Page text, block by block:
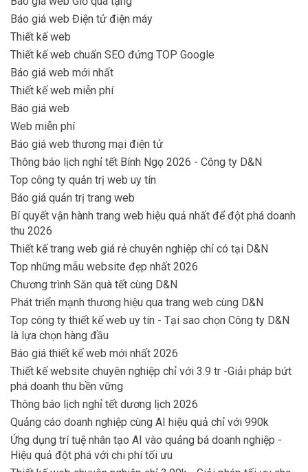
Báo giá web Điện tử điện máy
Thiết kế web
Thiết kế web chuẩn SEO đứng TOP Google
Báo giá web mới nhất
Thiết kế web miễn phí
Báo giá web
Web miễn phí
Báo giá web thương mại điện tử
Thông báo lịch nghỉ tết Bính Ngọ 2026 - Công ty D&N
Top công ty quản trị web uy tín
Báo giá quản trị trang web
Bí quyết vận hành trang web hiệu quả nhất để đột phá doanh
thu 2026
Thiết kế trang web giá rẻ chuyên nghiệp chỉ có tại D&N
Top những mẫu website đẹp nhất 2026
Chương trình Săn quà tết cùng D&N
Phát triển mạnh thương hiệu qua trang web cùng D&N
Top công ty thiết kế web uy tín - Tại sao chọn Công ty D&N
là lựa chọn hàng đầu
Báo giá thiết kế web mới nhất 2026
Thiết kế website chuyên nghiệp chỉ với 3.9 tr -Giải pháp bứt
phá doanh thu bền vững
Thông báo lịch nghỉ tết dương lịch 2026
Quảng cáo doanh nghiệp cùng AI hiệu quả chỉ với 990k
Ứng dụng trí tuệ nhân tạo AI vào quảng bá doanh nghiệp -
Hiệu quả đột phá với chi phí tối ưu